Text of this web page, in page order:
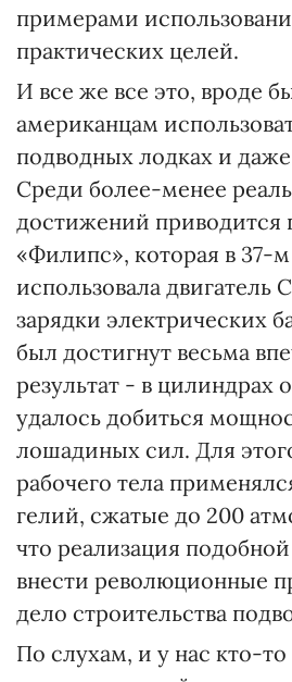
примерами
практических целей.
И все же все это, вроде
американцам
подводных лодках и даже
Среди более-менее
достижений
«Филипс», которая в 37-
использовала двигатель
зарядки электрических
был достигнут весьма
результат - в цилиндрах
удалось добиться
лошадиных сил. Для
рабочего тела
гелий, сжатые до 200
что реализация
внести революционные
дело строительства
По слухам, и у нас кто-